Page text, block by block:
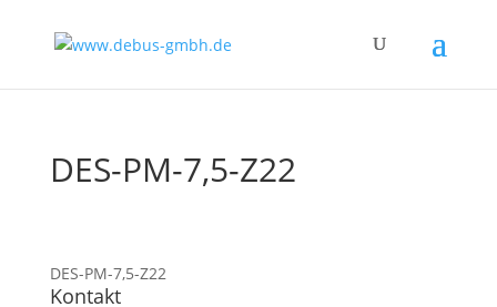
DES-PM-7,5-Z22
DES-PM-7,5-Z22
Kontakt